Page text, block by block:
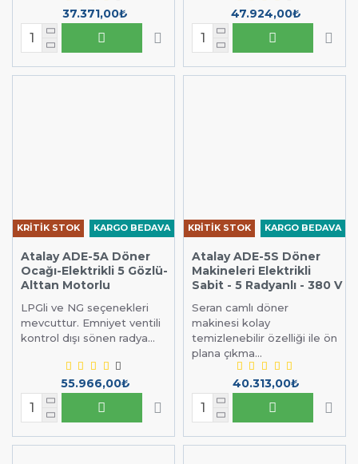
37.371,00₺ 47.924,00₺
KARGO BEDAVA
KRİTİK STOK
Atalay ADE-5A Döner
Ocağı-Elektrikli 5 Gözlü-
Alttan Motorlu
LPGli ve NG seçenekleri
mevcuttur. Emniyet ventili
kontrol dışı sönen radya...
55.966,00₺
KARGO BEDAVA
KRİTİK STOK
Atalay ADE-5S Döner
Makineleri Elektrikli
Sabit - 5 Radyanlı - 380 V
Seran camlı döner
makinesi kolay
temizlenebilir özelliği ile ön
plana çıkma...
40.313,00₺